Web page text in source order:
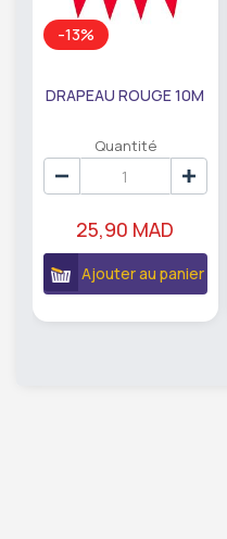
-13%
DRAPEAU ROUGE 10M
Quantité
25,90 MAD
Ajouter au panier